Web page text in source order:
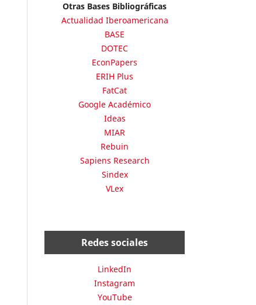
Otras Bases Bibliográficas
Actualidad Iberoamericana
BASE
DOTEC
EconPapers
ERIH Plus
FatCat
Google Académico
Ideas
MIAR
Rebuin
Sapiens Research
Sindex
VLex
Redes sociales
LinkedIn
Instagram
YouTube